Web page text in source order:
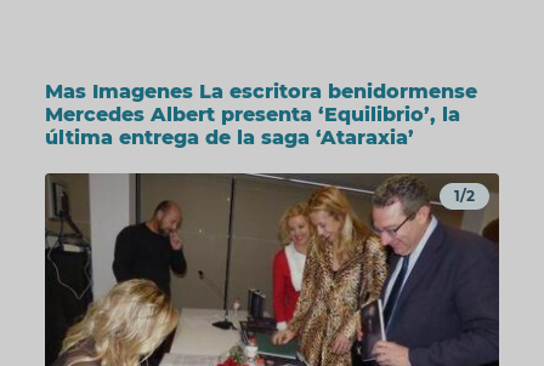
Mas Imagenes La escritora benidormense
Mercedes Albert presenta ‘Equilibrio’, la
última entrega de la saga ‘Ataraxia’
1/2